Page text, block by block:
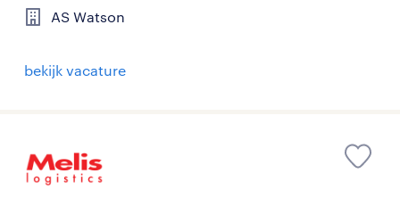
AS Watson
bekijk vacature